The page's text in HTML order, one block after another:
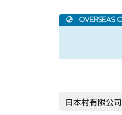
日本村有限公司